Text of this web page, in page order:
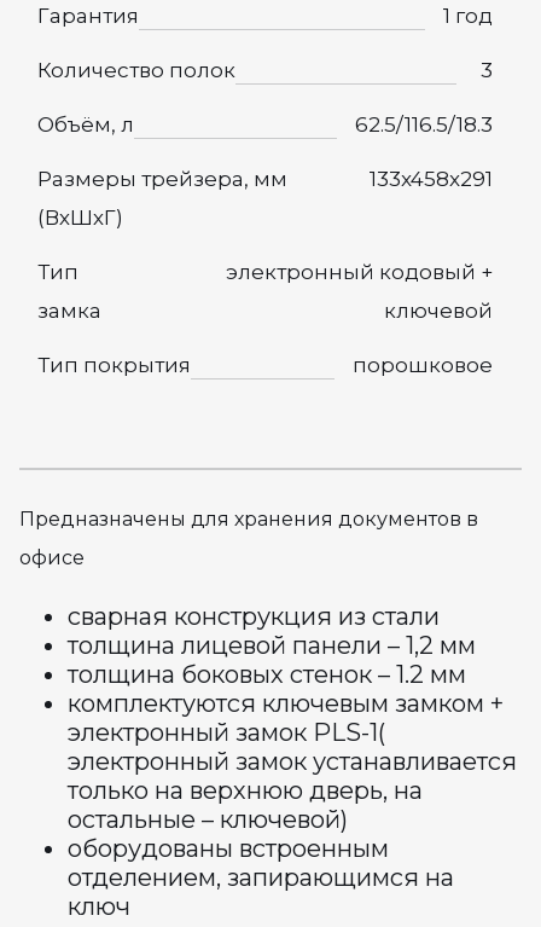
Гарантия 1 год
Количество полок 3
Объём, л 62.5/116.5/18.3
Размеры трейзера, мм
(ВхШхГ)
133x458x291
Тип
замка
электронный кодовый +
ключевой
Тип покрытия порошковое
Предназначены для хранения документов в
офисе
сварная конструкция из стали
толщина лицевой панели – 1,2 мм
толщина боковых стенок – 1.2 мм
комплектуются ключевым замком +
электронный замок PLS-1(
электронный замок устанавливается
только на верхнюю дверь, на
остальные – ключевой)
оборудованы встроенным
отделением, запирающимся на
ключ